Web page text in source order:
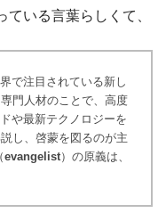
いる言葉らしくて、
で注目されている新し
門人材のことで、高度
や最新テクノロジーを
し、啓蒙を図るのが主
（evangelist）の原義は、